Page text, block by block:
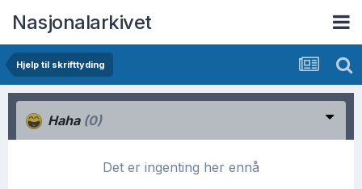
Nasjonalarkivet
Hjelp til skrifttyding
Haha (0)
Det er ingenting her ennå